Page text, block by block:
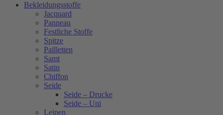
Bekleidungsstoffe
Jacquard
Panneau
Festliche Stoffe
Spitze
Pailletten
Samt
Satin
Chiffon
Seide
Seide – Drucke
Seide – Uni
Leinen